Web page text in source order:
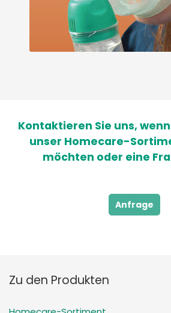
Kontaktieren Sie uns,
unser Homecare-
möchten oder eine
Anfrage
Zu den Produkten